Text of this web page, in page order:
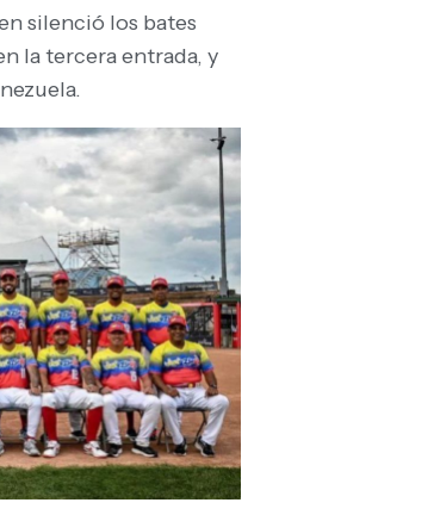
silenció los bates
la tercera entrada, y